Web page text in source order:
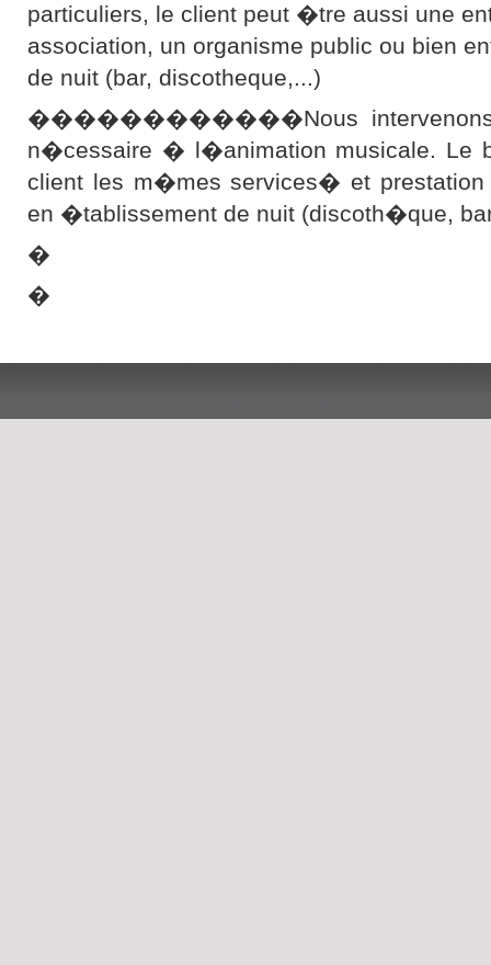
particuliers, le client peut �tre aussi une
association, un organisme public ou bien
de nuit (bar, discotheque,...)
������������Nous intervenons
n�cessaire � l�animation musicale. Le
client les m�mes services� et
en �tablissement de nuit (discoth�que,
�
�